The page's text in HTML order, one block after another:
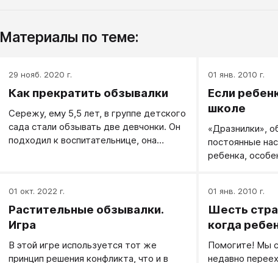
Материалы по теме:
29 нояб. 2020 г.
Как прекратить обзывалки
Сережу, ему 5,5 лет, в группе детского
сада стали обзывать две девчонки. Он
подходил к воспитательнице, она
01 янв. 2010 г.
Если
школе
«Дразнилки»,
постоянные
ребенка,
01 окт. 2022 г.
Растительные обзывалки.
Игра
В этой игре используется тот же
принцип решения конфликта, что и в
01 янв. 2010 г.
Шесть
когда
Помогите! Мы
недавно